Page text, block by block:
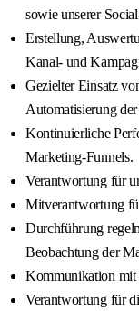
sowie unserer
Erstellung,
Kanal- und
Gezielter Einsatz
Automatisierung
Kontinuierliche
Marketing-Funnels.
Verantwortung für
Mitverantwortung
Durchführung
Beobachtung der
Kommunikation mit
Verantwortung für